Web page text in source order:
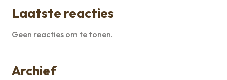
Laatste reacties
Geen reacties om te tonen.
Archief